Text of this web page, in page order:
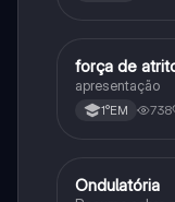
Física
força de
apresentação
1°EM 738
Física
Ondulatória